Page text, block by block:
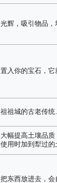
光辉，吸引物品，
置入你的宝石，它
祖祖城的古老传
大幅提高土壤品质
使用时加到犁过的
把东西放进去，会